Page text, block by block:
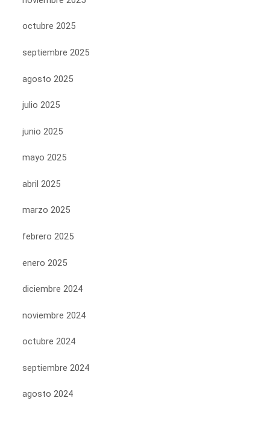
octubre 2025
septiembre 2025
agosto 2025
julio 2025
junio 2025
mayo 2025
abril 2025
marzo 2025
febrero 2025
enero 2025
diciembre 2024
noviembre 2024
octubre 2024
septiembre 2024
agosto 2024